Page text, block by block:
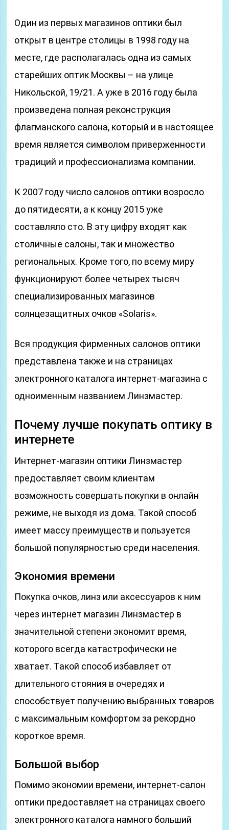
Один из первых магазинов оптики был
открыт в центре столицы в 1998 году на
месте, где располагалась одна из самых
старейших оптик Москвы – на улице
Никольской, 19/21. А уже в 2016 году была
произведена полная реконструкция
флагманского салона, который и в настоящее
время является символом приверженности
традиций и профессионализма компании.
К 2007 году число салонов оптики возросло
до пятидесяти, а к концу 2015 уже
составляло сто. В эту цифру входят как
столичные салоны, так и множество
региональных. Кроме того, по всему миру
функционируют более четырех тысяч
специализированных магазинов
солнцезащитных очков «Solaris».
Вся продукция фирменных салонов оптики
представлена также и на страницах
электронного каталога интернет-магазина с
одноименным названием Линзмастер.
Почему лучше покупать оптику в
интернете
Интернет-магазин оптики Линзмастер
предоставляет своим клиентам
возможность совершать покупки в онлайн
режиме, не выходя из дома. Такой способ
имеет массу преимуществ и пользуется
большой популярностью среди населения.
Экономия времени
Покупка очков, линз или аксессуаров к ним
через интернет магазин Линзмастер в
значительной степени экономит время,
которого всегда катастрофически не
хватает. Такой способ избавляет от
длительного стояния в очередях и
способствует получению выбранных товаров
с максимальным комфортом за рекордно
короткое время.
Большой выбор
Помимо экономии времени, интернет-салон
оптики предоставляет на страницах своего
электронного каталога намного больший